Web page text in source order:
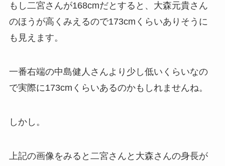
もし二宮さんが168cmだとすると、大森元貴さん
のほうが高くみえるので173cmくらいありそうに
も見えます。
一番右端の中島健人さんより少し低いくらいなの
で実際に173cmくらいあるのかもしれませんね。
しかし。
上記の画像をみると二宮さんと大森さんの身長が